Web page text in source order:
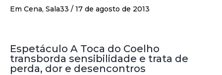
Em Cena, Sala33 / 17 de agosto de 2013
Espetáculo A Toca do Coelho
transborda sensibilidade e trata de
perda, dor e desencontros